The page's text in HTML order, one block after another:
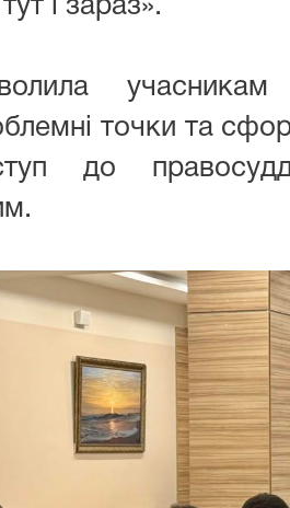
і зараз».
учасникам
точки та
до